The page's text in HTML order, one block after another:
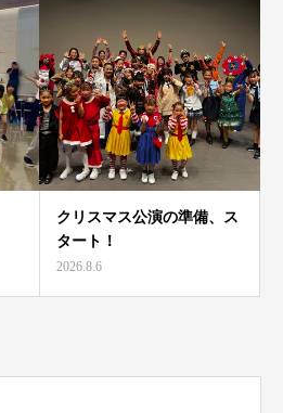
クリスマス公演の準備、ス
タート！
2026.8.6